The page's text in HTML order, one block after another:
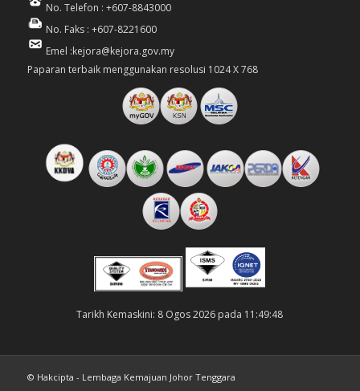
No. Telefon : +607-8843000
No. Faks : +607-8221600
Emel :kejora@kejora.gov.my
Paparan terbaik menggunakan resolusi 1024 X 768
Tarikh Kemaskini: 8 Ogos 2026 pada 11:49:48
© Hakcipta - Lembaga Kemajuan Johor Tenggara